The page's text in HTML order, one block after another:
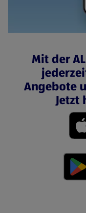
Mit der
Angebote
Jetzt